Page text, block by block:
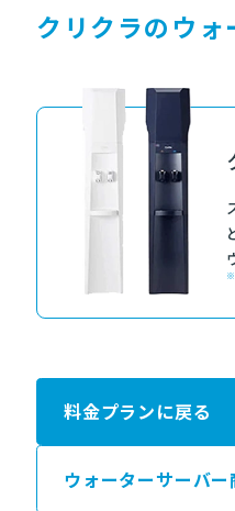
クリクラのウォ
料金プランに戻る
ウォーターサーバ